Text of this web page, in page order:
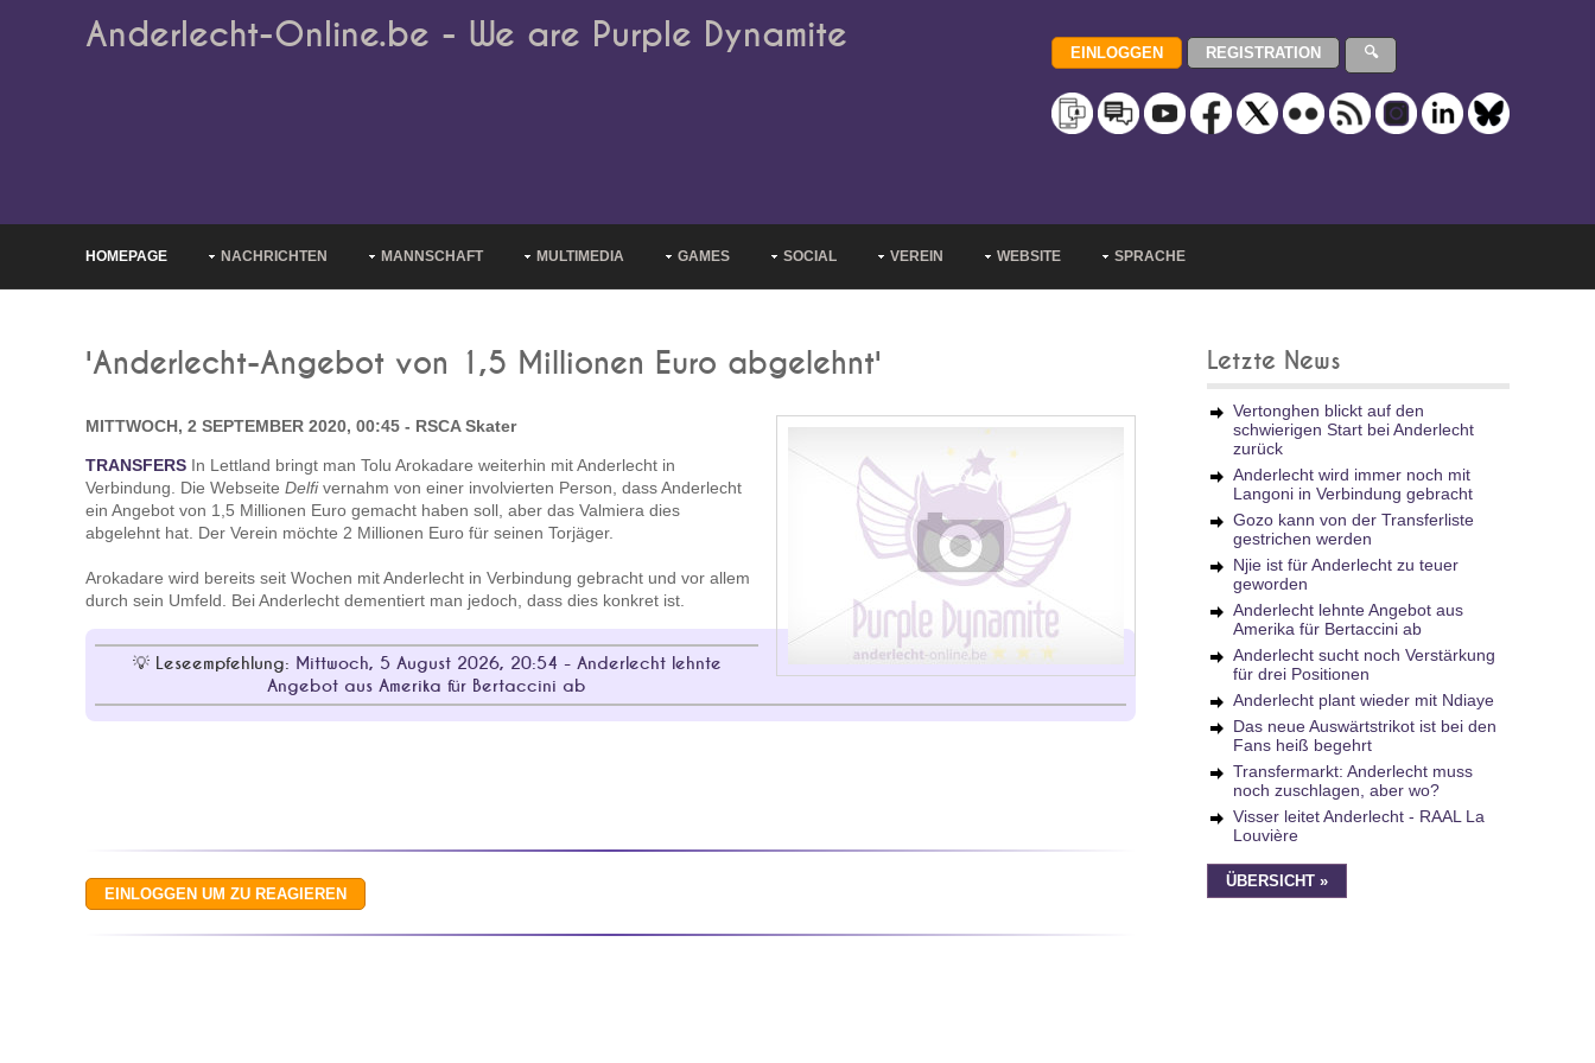
Anderlecht-Online.be - We are Purple Dynamite
HOMEPAGE NACHRICHTEN MANNSCHAFT MULTIMEDIA GAMES SOCIAL VEREIN WEBSITE SPRACHE
'Anderlecht-Angebot von 1,5 Millionen Euro abgelehnt'
MITTWOCH, 2 SEPTEMBER 2020, 00:45 - RSCA Skater
TRANSFERS In Lettland bringt man Tolu Arokadare weiterhin mit Anderlecht in
Verbindung. Die Webseite Delfivernahm von einer involvierten Person, dass Anderlecht
ein Angebot von 1,5 Millionen Euro gemacht haben soll, aber das Valmiera dies
abgelehnt hat. Der Verein möchte 2 Millionen Euro für seinen Torjäger.
Arokadare wird bereits seit Wochen mit Anderlecht in Verbindung gebracht und vor allem
durch sein Umfeld. Bei Anderlecht dementiert man jedoch, dass dies konkret ist.
Leseempfehlung: Mittwoch, 5 August 2026, 20:54 - Anderlecht lehnte
Angebot aus Amerika für Bertaccini ab
Letzte News
Vertonghen blickt auf den
schwierigen Start bei Anderlecht
zurück
Anderlecht wird immer noch mit
Langoni in Verbindung gebracht
Gozo kann von der Transferliste
gestrichen werden
Njie ist für Anderlecht zu teuer
geworden
Anderlecht lehnte Angebot aus
Amerika für Bertaccini ab
Anderlecht sucht noch Verstärkung
für drei Positionen
Anderlecht plant wieder mit Ndiaye
Das neue Auswärtstrikot ist bei den
Fans heiß begehrt
Transfermarkt: Anderlecht muss
noch zuschlagen, aber wo?
Visser leitet Anderlecht - RAAL La
Louvière
ÜBERSICHT »